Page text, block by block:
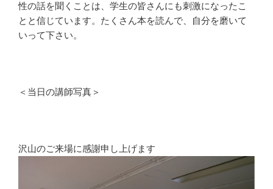
性の話を聞くことは、学生の皆さんにも刺激になったこ
とと信じています。たくさん本を読んで、自分を磨いて
いって下さい。
＜当日の講師写真＞
沢山のご来場に感謝申し上げます